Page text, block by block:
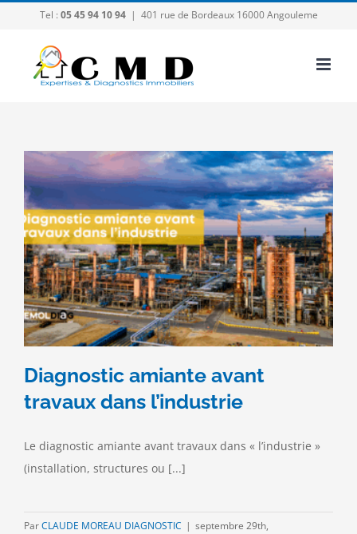
contenu
Tel : 05 45 94 10 94 | 401 rue de Bordeaux 16000 Angouleme
Diagnostic amiante avant
travaux dans l’industrie
Le diagnostic amiante avant travaux dans « l’industrie »
(installation, structures ou [...]
ParCLAUDE MOREAU DIAGNOSTIC | septembre 29th,